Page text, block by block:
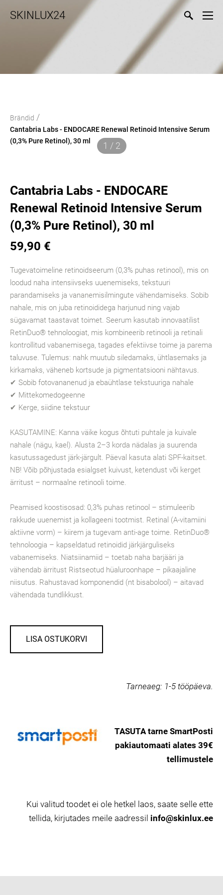
SKINLUX24
Brändid /
Cantabria Labs - ENDOCARE Renewal Retinoid Intensive Serum
(0,3% Pure Retinol), 30 ml
1 / 2
Cantabria Labs - ENDOCARE
Renewal Retinoid Intensive Serum
(0,3% Pure Retinol), 30 ml
59,90 €
Tugevatoimeline retinoidseerum (0,3% puhas retinool), mis on
loodud naha intensiivseks uuenemiseks, tekstuuri
parandamiseks ja vananemisilmingute vähendamiseks. Sobib
nahale, mis on juba retinoididega harjunud ning vajab
sügavamat taastavat toimet. Seerum kasutab innovaatilist
RetinDuo® tehnoloogiat, mis kombineerib retinooli ja retinali
kontrollitud vabanemisega, tagades efektiivse toime ja parema
taluvuse. Tulemus: nahk muutub siledamaks, ühtlasemaks ja
kirkamaks, väheneb kortsude ja pigmentatsiooni nähtavus.
✔ Sobib fotovananenud ja ebaühtlase tekstuuriga nahale
✔ Mittekomedogeenne
✔ Kerge, siidine tekstuur
KASUTAMINE: Kanna väike kogus õhtuti puhtale ja kuivale
nahale (nägu, kael). Alusta 2–3 korda nädalas ja suurenda
kasutussagedust järk-järgult. Päeval kasuta alati SPF-kaitset.
NB! Võib põhjustada esialgset kuivust, ketendust või kerget
ärritust – normaalne retinooli toime.
Peamised koostisosad: 0,3% puhas retinool – stimuleerib
rakkude uuenemist ja kollageeni tootmist. Retinal (A-vitamiini
aktiivne vorm) – kiirem ja tugevam anti-age toime. RetinDuo®
tehnoloogia – kapseldatud retinoidid järkjärguliseks
vabanemiseks. Niatsiinamiid – toetab naha barjääri ja
vähendab ärritust Ristseotud hüaluroonhape – pikaajaline
niisutus. Rahustavad komponendid (nt bisabolool) – aitavad
vähendada tundlikkust.
LISA OSTUKORVI
Tarneaeg: 1-5 tööpäeva.
TASUTA tarne SmartPosti
pakiautomaati alates 39€
tellimustele
Kui valitud toodet ei ole hetkel laos, saate selle ette
tellida, kirjutades meile aadressil info@skinlux.ee